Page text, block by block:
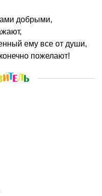
добрыми,
ему все от души,
пожелают!